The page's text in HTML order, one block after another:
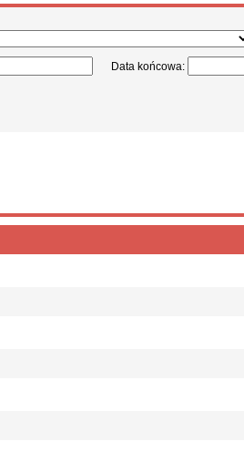
Data końcowa: